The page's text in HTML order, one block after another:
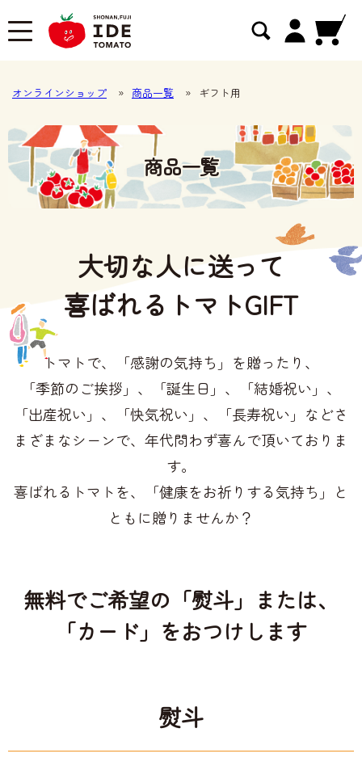
オンラインショップ » 商品一覧 » ギフト用
商品一覧
大切な人に送って
喜ばれるトマトGIFT
トマトで、「感謝の気持ち」を贈ったり、
「季節のご挨拶」、「誕生日」、「結婚祝い」、
「出産祝い」、「快気祝い」、「長寿祝い」などさ
まざまなシーンで、年代問わず喜んで頂いておりま
す。
喜ばれるトマトを、「健康をお祈りする気持ち」と
ともに贈りませんか？
無料でご希望の「熨斗」または、
「カード」をおつけします
熨斗